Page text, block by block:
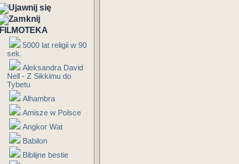
FILMOTEKA
5000 lat religii w 90
sek.
Aleksandra David
Nell - Z Sikkimu do
Tybetu
Alhambra
Amisze w Polsce
Angkor Wat
Babilon
Biblijne bestie